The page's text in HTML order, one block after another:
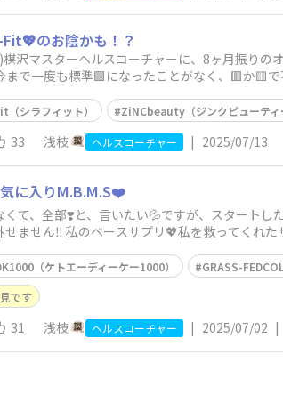
のお陰かも！？
沢マスターヘルスコーチャーに、8ヶ月振りの
まで一度も標準🟩になったことがなく、🟥か🟨
シラフィット） ZiNCbeauty（ジンクビューティ
33 浅枝 ヘルスコーチャー | 2025/07/13
に入りM.B.M.S❤️
くて、全部❣️と、言いたい💦ですが、スタートし
せません‼️ 私のベースサプリ💖私を救ってくれ
（ケトエーディーケー1000） GRASS-
です
31 浅枝 ヘルスコーチャー | 2025/07/02 |